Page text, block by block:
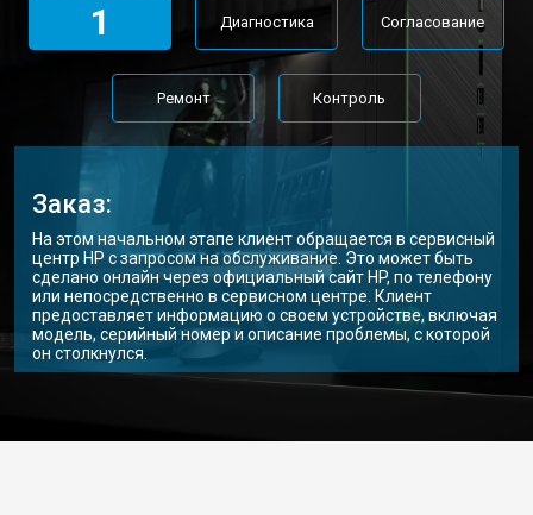
1 Диагностика Согласование
Ремонт Контроль
Заказ:
На этом начальном этапе клиент обращается в сервисный
центр HP с запросом на обслуживание. Это может быть
сделано онлайн через официальный сайт HP, по телефону
или непосредственно в сервисном центре. Клиент
предоставляет информацию о своем устройстве, включая
модель, серийный номер и описание проблемы, с которой
он столкнулся.